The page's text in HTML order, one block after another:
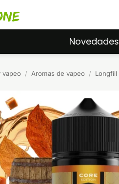
Novedades
vapeo / Aromas de vapeo / Longfill